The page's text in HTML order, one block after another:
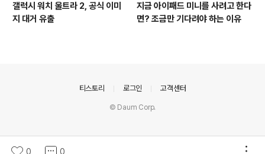
갤럭시 워치 울트라 2, 공식 이미
지 대거 유출
지금 아이패드 미니를 사려고 한다
면? 조금만 기다려야 하는 이유
0 0
티스토리 로그인 고객센터
© Daum Corp.